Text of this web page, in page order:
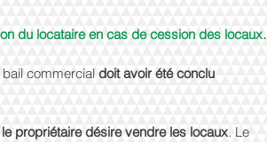
du locataire en cas de cession des locaux.
commercial doit avoir été conclu
propriétaire désire vendre les locaux. Le